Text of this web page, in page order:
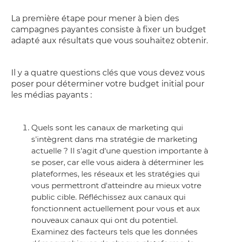
La première étape pour mener à bien des
campagnes payantes consiste à fixer un budget
adapté aux résultats que vous souhaitez obtenir.
Il y a quatre questions clés que vous devez vous
poser pour déterminer votre budget initial pour
les médias payants :
Quels sont les canaux de marketing qui
s'intègrent dans ma stratégie de marketing
actuelle ? Il s'agit d'une question importante à
se poser, car elle vous aidera à déterminer les
plateformes, les réseaux et les stratégies qui
vous permettront d'atteindre au mieux votre
public cible. Réfléchissez aux canaux qui
fonctionnent actuellement pour vous et aux
nouveaux canaux qui ont du potentiel.
Examinez des facteurs tels que les données